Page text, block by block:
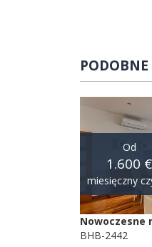
Od
1.600 €
miesięczny
Nowoczesne
BHB-2442